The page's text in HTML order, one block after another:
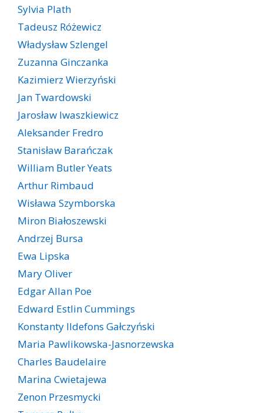
Sylvia Plath
Tadeusz Różewicz
Władysław Szlengel
Zuzanna Ginczanka
Kazimierz Wierzyński
Jan Twardowski
Jarosław Iwaszkiewicz
Aleksander Fredro
Stanisław Barańczak
William Butler Yeats
Arthur Rimbaud
Wisława Szymborska
Miron Białoszewski
Andrzej Bursa
Ewa Lipska
Mary Oliver
Edgar Allan Poe
Edward Estlin Cummings
Konstanty Ildefons Gałczyński
Maria Pawlikowska-Jasnorzewska
Charles Baudelaire
Marina Cwietajewa
Zenon Przesmycki